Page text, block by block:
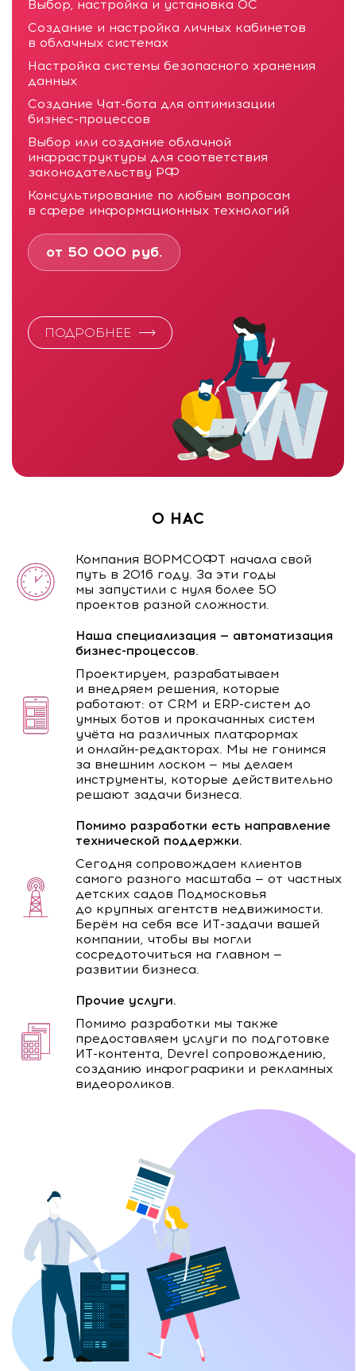
Выбор, настройка и установка ОС
Создание и настройка личных кабинетов
в облачных системах
Настройка системы безопасного хранения
данных
Создание Чат-бота для оптимизации
бизнес-процессов
Выбор или создание облачной
инфраструктуры для соответствия
законодательству РФ
Консультирование по любым вопросам
в сфере информационных технологий
от 50 000 руб.
ПОДРОБНЕЕ
О НАС
Компания ВОРМСОФТ начала свой
путь в 2016 году. За эти годы
мы запустили с нуля более 50
проектов разной сложности.
Наша специализация — автоматизация
бизнес-процессов.
Проектируем, разрабатываем
и внедряем решения, которые
работают: от CRM и ERP-систем до
умных ботов и прокачанных систем
учёта на различных платформах
и онлайн-редакторах. Мы не гонимся
за внешним лоском — мы делаем
инструменты, которые действительно
решают задачи бизнеса.
Помимо разработки есть направление
технической поддержки.
Сегодня сопровождаем клиентов
самого разного масштаба — от частных
детских садов Подмосковья
до крупных агентств недвижимости.
Берём на себя все ИТ-задачи вашей
компании, чтобы вы могли
сосредоточиться на главном —
развитии бизнеса.
Прочие услуги.
Помимо разработки мы также
предоставляем услуги по подготовке
ИТ-контента, Devrel сопровождению,
созданию инфографики и рекламных
видеороликов.